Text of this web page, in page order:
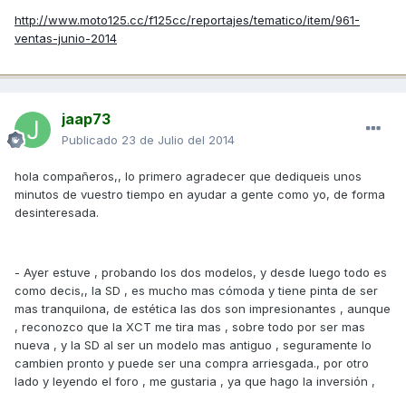
http://www.moto125.cc/f125cc/reportajes/tematico/item/961-
ventas-junio-2014
jaap73
Publicado 23 de Julio del 2014
hola compañeros,, lo primero agradecer que dediqueis unos
minutos de vuestro tiempo en ayudar a gente como yo, de forma
desinteresada.
- Ayer estuve , probando los dos modelos, y desde luego todo es
como decis,, la SD , es mucho mas cómoda y tiene pinta de ser
mas tranquilona, de estética las dos son impresionantes , aunque
, reconozco que la XCT me tira mas , sobre todo por ser mas
nueva , y la SD al ser un modelo mas antiguo , seguramente lo
cambien pronto y puede ser una compra arriesgada., por otro
lado y leyendo el foro , me gustaria , ya que hago la inversión ,